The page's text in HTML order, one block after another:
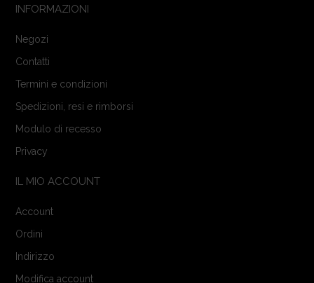
INFORMAZIONI
Negozi
Contatti
Termini e condizioni
Spedizioni, resi e rimborsi
Modulo di recesso
Privacy
IL MIO ACCOUNT
Account
Ordini
Indirizzo
Modifica account